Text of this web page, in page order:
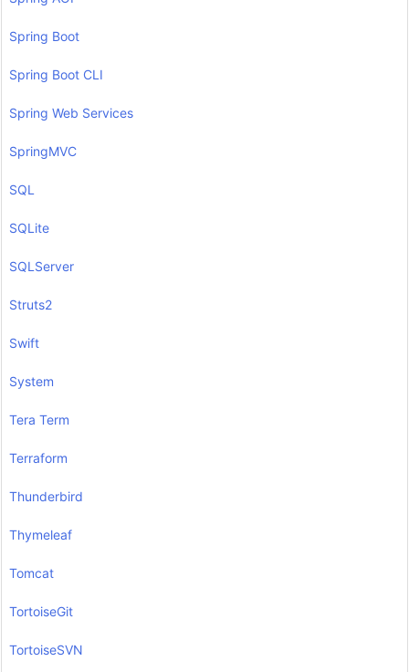
Spring Boot
Spring Boot CLI
Spring Web Services
SpringMVC
SQL
SQLite
SQLServer
Struts2
Swift
System
Tera Term
Terraform
Thunderbird
Thymeleaf
Tomcat
TortoiseGit
TortoiseSVN